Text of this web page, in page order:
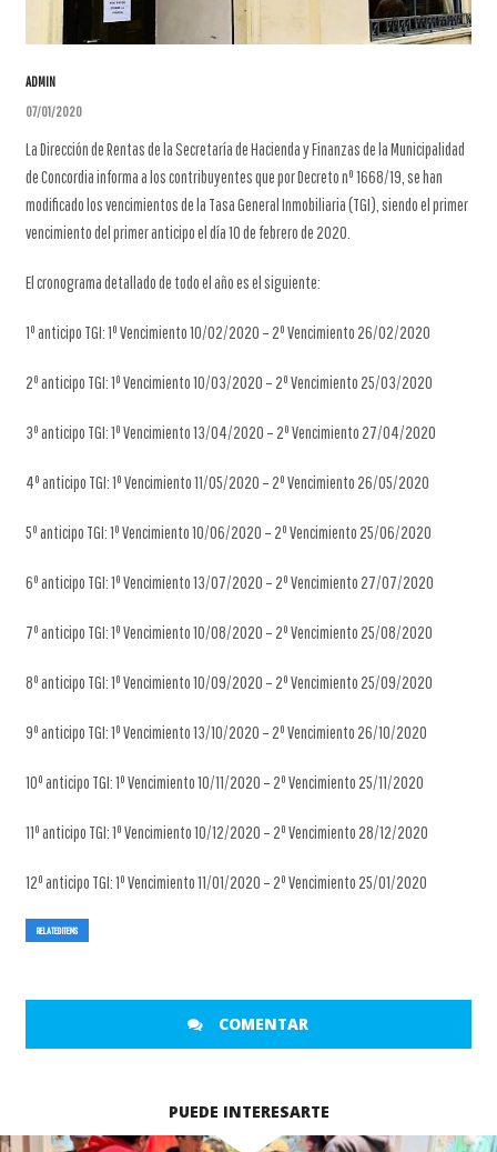
ADMIN
07/01/2020
La Dirección de Rentas de la Secretaría de Hacienda y Finanzas de la Municipalidad
de Concordia informa a los contribuyentes que por Decreto nº 1668/19, se han
modificado los vencimientos de la Tasa General Inmobiliaria (TGI), siendo el primer
vencimiento del primer anticipo el día 10 de febrero de 2020.
El cronograma detallado de todo el año es el siguiente:
1º anticipo TGI: 1º Vencimiento 10/02/2020 – 2º Vencimiento 26/02/2020
2º anticipo TGI: 1º Vencimiento 10/03/2020 – 2º Vencimiento 25/03/2020
3º anticipo TGI: 1º Vencimiento 13/04/2020 – 2º Vencimiento 27/04/2020
4º anticipo TGI: 1º Vencimiento 11/05/2020 – 2º Vencimiento 26/05/2020
5º anticipo TGI: 1º Vencimiento 10/06/2020 – 2º Vencimiento 25/06/2020
6º anticipo TGI: 1º Vencimiento 13/07/2020 – 2º Vencimiento 27/07/2020
7º anticipo TGI: 1º Vencimiento 10/08/2020 – 2º Vencimiento 25/08/2020
8º anticipo TGI: 1º Vencimiento 10/09/2020 – 2º Vencimiento 25/09/2020
9º anticipo TGI: 1º Vencimiento 13/10/2020 – 2º Vencimiento 26/10/2020
10º anticipo TGI: 1º Vencimiento 10/11/2020 – 2º Vencimiento 25/11/2020
11º anticipo TGI: 1º Vencimiento 10/12/2020 – 2º Vencimiento 28/12/2020
12º anticipo TGI: 1º Vencimiento 11/01/2020 – 2º Vencimiento 25/01/2020
RELATED ITEMS
COMENTAR
PUEDE INTERESARTE